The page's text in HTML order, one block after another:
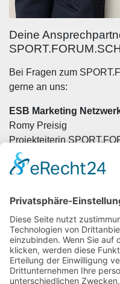
Deine
Bei Fragen zum
gerne an uns:
ESB Marketing
Romy Preisig
Projekteiterin
preisig@esb-online.com
+41 71 226 42 21
Veranstaltungsort
KKL
Schweizerhof Luzern
Europapl. 1,
Schweizerhofquai 3,
+41 41